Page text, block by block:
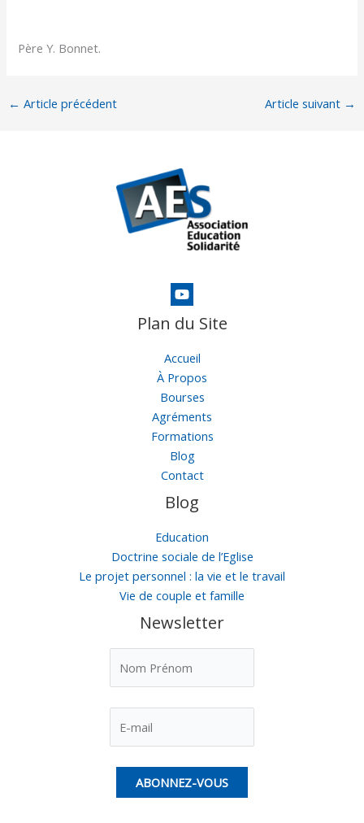
Père Y. Bonnet.
← Article précédent Article suivant →
Plan du Site
Accueil
À Propos
Bourses
Agréments
Formations
Blog
Contact
Blog
Education
Doctrine sociale de l’Eglise
Le projet personnel : la vie et le travail
Vie de couple et famille
Newsletter